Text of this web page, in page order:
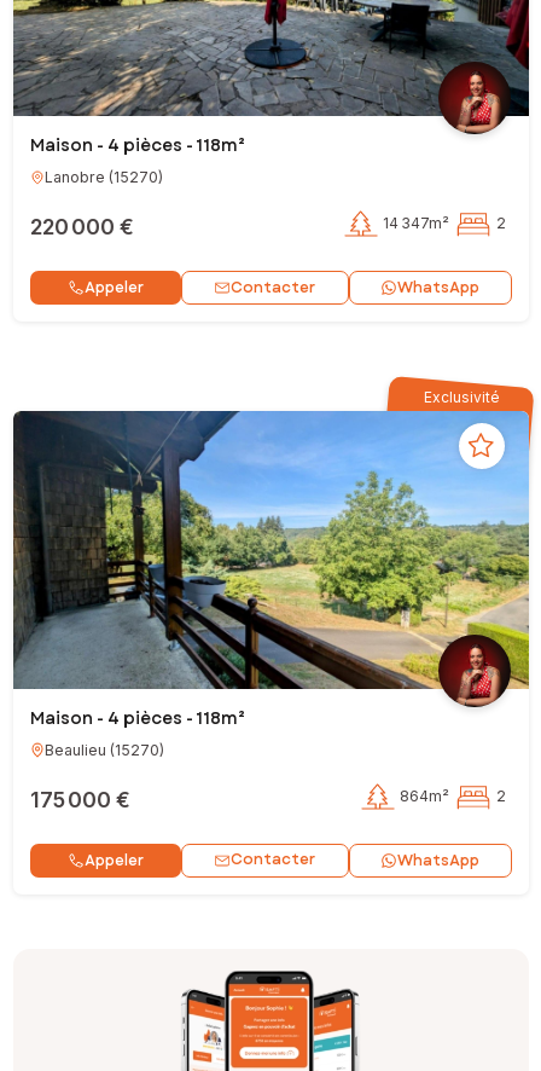
Maison - 4 pièces - 118m²
Lanobre (15270)
220 000 € 14 347m² 2
Appeler Contacter WhatsApp
Exclusivité
Maison - 4 pièces - 118m²
Beaulieu (15270)
175 000 € 864m² 2
Appeler Contacter WhatsApp